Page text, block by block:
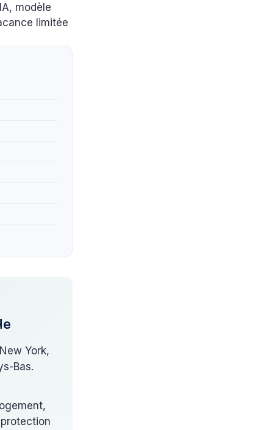
modèle
limitée
York,
Bas.